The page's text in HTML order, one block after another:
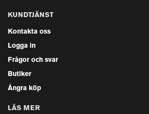
KUNDTJÄNST
Kontakta oss
Logga in
Frågor och svar
Butiker
Ångra köp
LÄS MER